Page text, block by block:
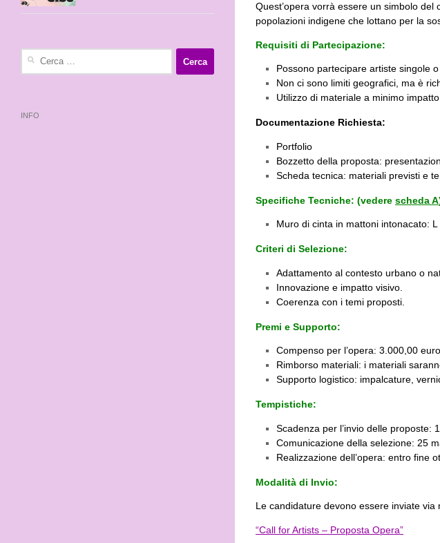
Quest’opera vorrà essere un simbolo
popolazioni indigene che lottano per la
Requisiti di Partecipazione:
Possono partecipare artiste singole
Non ci sono limiti geografici, ma è
Utilizzo di materiale a minimo
Documentazione Richiesta:
Portfolio
Bozzetto della proposta:
Scheda tecnica: materiali previsti e
Specifiche Tecniche: (vedere scheda A
Muro di cinta in mattoni intonacato:
Criteri di Selezione:
Adattamento al contesto urbano o
Innovazione e impatto visivo.
Coerenza con i temi proposti.
Premi e Supporto:
Compenso per l’opera: 3.000,00 euro
Rimborso materiali: i materiali
Supporto logistico: impalcature,
Tempistiche:
Scadenza per l’invio delle proposte:
Comunicazione della selezione: 25
Realizzazione dell’opera: entro fine
Modalità di Invio:
Le candidature devono essere inviate via
“Call for Artists – Proposta Opera”
INFO